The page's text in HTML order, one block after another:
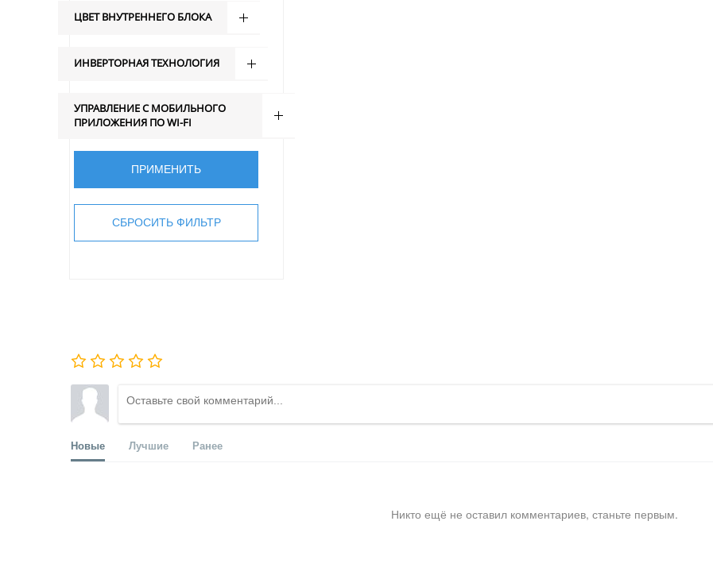
ЦВЕТ ВНУТРЕННЕГО БЛОКА
ИНВЕРТОРНАЯ ТЕХНОЛОГИЯ
УПРАВЛЕНИЕ C МОБИЛЬНОГО
ПРИЛОЖЕНИЯ ПО WI-FI
Новые Лучшие Ранее
Никто ещё не оставил комментариев, станьте первым.